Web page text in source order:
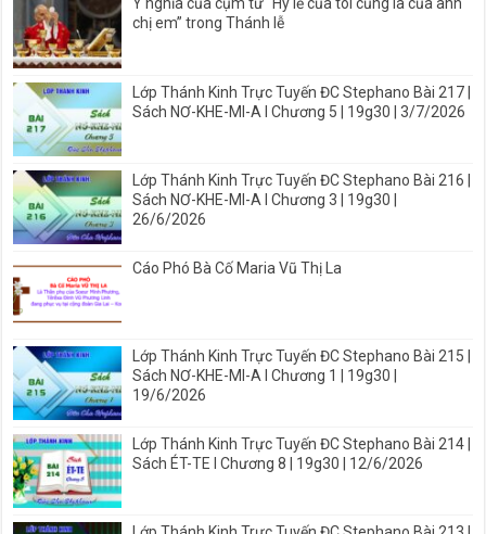
Ý nghĩa của cụm từ “Hy lễ của tôi cũng là của anh
chị em” trong Thánh lễ
Lớp Thánh Kinh Trực Tuyến ĐC Stephano Bài 217 |
Sách NƠ-KHE-MI-A I Chương 5 | 19g30 | 3/7/2026
Lớp Thánh Kinh Trực Tuyến ĐC Stephano Bài 216 |
Sách NƠ-KHE-MI-A I Chương 3 | 19g30 |
26/6/2026
Cáo Phó Bà Cố Maria Vũ Thị La
Lớp Thánh Kinh Trực Tuyến ĐC Stephano Bài 215 |
Sách NƠ-KHE-MI-A I Chương 1 | 19g30 |
19/6/2026
Lớp Thánh Kinh Trực Tuyến ĐC Stephano Bài 214 |
Sách ÉT-TE I Chương 8 | 19g30 | 12/6/2026